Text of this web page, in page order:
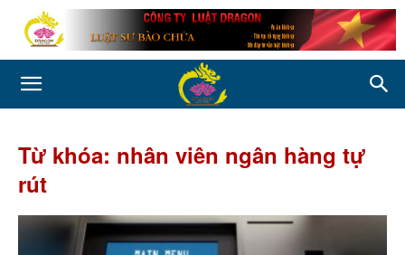
Từ khóa: nhân viên ngân hàng tự
rút